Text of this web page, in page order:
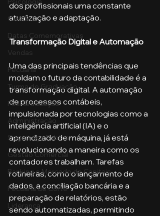
Cidades
Datas Comemorativas
Vendas
Pecuária
Turma de Graduação
Pós-Graduação
Administração
Segurança Publica
Gestão Comercial
Banking e Mercado de Capitais
Pecuária de Corte
Liderança
dos profissionais uma constante
atualização e adaptação.
Transformação Digital e Automação
Uma das principais tendências que
moldam o futuro da contabilidade é a
transformação digital. A automação
de processos contábeis,
impulsionada por tecnologias como a
inteligência artificial (IA) e o
aprendizado de máquina, já está
revolucionando a maneira como os
contadores trabalham. Tarefas
rotineiras, como o lançamento de
dados, a conciliação bancária e a
preparação de relatórios, estão
sendo automatizadas, permitindo